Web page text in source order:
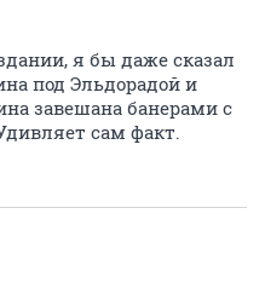
я бы даже сказал
под Эльдорадой и
завешана банерами с
сам факт.